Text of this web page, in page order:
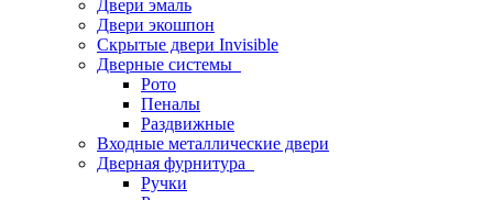
Двери эмаль
Двери экошпон
Скрытые двери Invisible
Дверные системы
Рото
Пеналы
Раздвижные
Входные металлические двери
Дверная фурнитура
Ручки